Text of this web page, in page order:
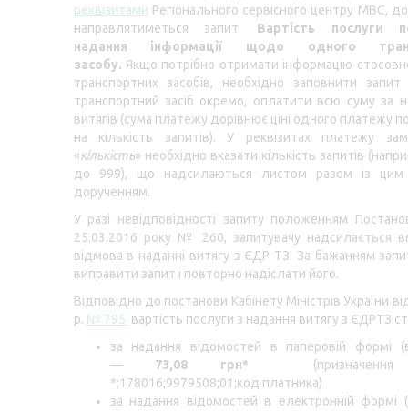
реквізитами Регіонального сервісного центру МВС,
направлятиметься запит. Вартість послуги
надання інформації щодо одного
засобу. Якщо потрібно отримати інформацію
транспортних засобів, необхідно заповнити
транспортний засіб окремо, оплатити всю суму за
витягів (сума платежу дорівнює ціні одного платежу
на кількість запитів). У реквізитах платежу
«кількість» необхідно вказати кількість запитів
до 999), що надсилаються листом разом із цим
дорученням.
У разі невідповідності запиту положенням
25.03.2016 року № 260, запитувачу надсилається
відмова в наданні витягу з ЄДР ТЗ. За бажанням
виправити запит і повторно надіслати його.
Відповідно до постанови Кабінету Міністрів України
р. № 795 вартість послуги з надання витягу з ЄДРТЗ
за надання відомостей в паперовій формі
— 73,08 грн*
(призначення
*;178016;9979508;01;код платника)
за надання відомостей в електронній